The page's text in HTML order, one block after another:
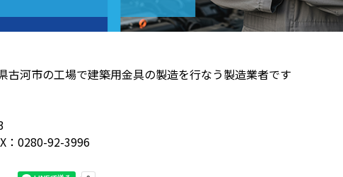
古河市の工場で建築用金具の製造を行なう製造業者です
：0280-92-3996